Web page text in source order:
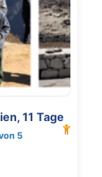
11 Tage
5